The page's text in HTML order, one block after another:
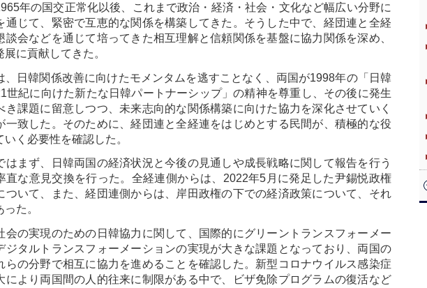
年の国交正常化以後、これまで政治・経済・社会・文化など幅広い分野に
通じて、緊密で互恵的な関係を構築してきた。そうした中で、経団連と全経
談会などを通じて培ってきた相互理解と信頼関係を基盤に協力関係を深め、
展に貢献してきた。
、日韓関係改善に向けたモメンタムを逃すことなく、両国が1998年の「日韓
世紀に向けた新たな日韓パートナーシップ」の精神を尊重し、その後に発生
き課題に留意しつつ、未来志向的な関係構築に向けた協力を深化させていく
一致した。そのために、経団連と全経連をはじめとする民間が、積極的な役
く必要性を確認した。
はまず、日韓両国の経済状況と今後の見通しや成長戦略に関して報告を行う
直な意見交換を行った。全経連側からは、2022年5月に発足した尹錫悦政権
ついて、また、経団連側からは、岸田政権の下での経済政策について、それ
た。
会の実現のための日韓協力に関して、国際的にグリーントランスフォーメー
ジタルトランスフォーメーションの実現が大きな課題となっており、両国の
らの分野で相互に協力を進めることを確認した。新型コロナウイルス感染症
により両国間の人的往来に制限がある中で、ビザ免除プログラムの復活など